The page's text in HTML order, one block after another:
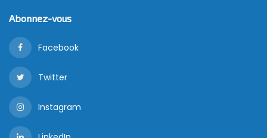
Abonnez-vous
Facebook
Twitter
Instagram